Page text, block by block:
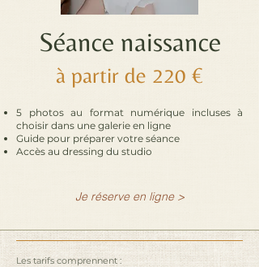
Séance naissance
à partir de 220 €
5 photos au format numérique incluses à
choisir dans une galerie en ligne
Guide pour préparer votre séance
Accès au dressing du studio
Je réserve en ligne >
Les tarifs comprennent :